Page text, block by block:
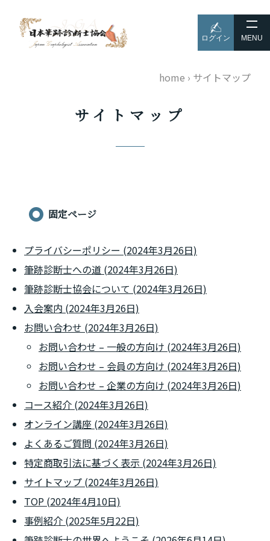
ログイン MENU
home › サイトマップ
サイトマップ
固定ページ
プライバシーポリシー (2024年3月26日)
筆跡診断士への道 (2024年3月26日)
筆跡診断士協会について (2024年3月26日)
入会案内 (2024年3月26日)
お問い合わせ (2024年3月26日)
お問い合わせ – 一般の方向け (2024年3月26日)
お問い合わせ – 会員の方向け (2024年3月26日)
お問い合わせ – 企業の方向け (2024年3月26日)
コース紹介 (2024年3月26日)
オンライン講座 (2024年3月26日)
よくあるご質問 (2024年3月26日)
特定商取引法に基づく表示 (2024年3月26日)
サイトマップ (2024年3月26日)
TOP (2024年4月10日)
事例紹介 (2025年5月22日)